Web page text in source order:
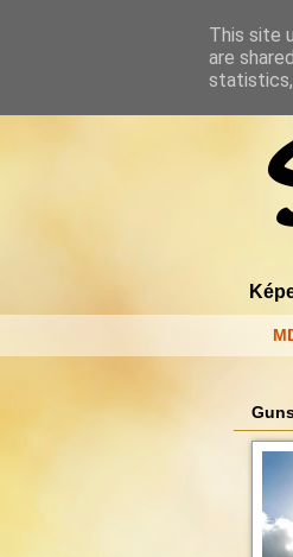
This site
are
statistics,